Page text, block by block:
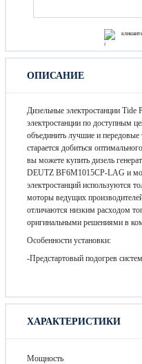
ОПИСАНИЕ
Дизельные электростанции
электростанции по доступным
объединить лучшие и передовые
старается добиться
вы можете купить дизель
DEUTZ BF6M1015CP-LAG и
электростанций используются
моторы ведущих
отличаются низким расходом
оригинальными решениями в
Особенности установки:
-Предстартовый подогрев
ХАРАКТЕРИСТИКИ
Мощность